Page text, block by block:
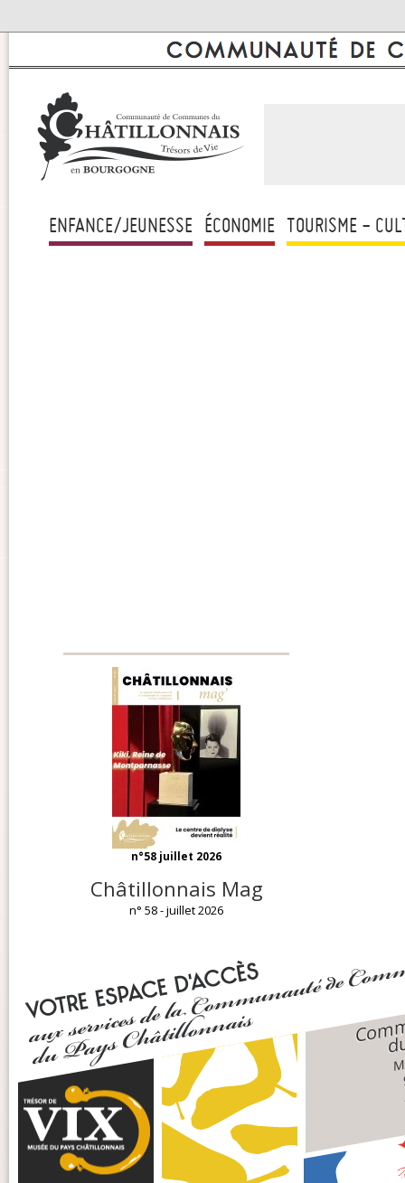
ENFANCE/JEUNESSE ÉCONOMIE TOURISME -
n°58 juillet 2026
Châtillonnais Mag
n° 58 - juillet 2026